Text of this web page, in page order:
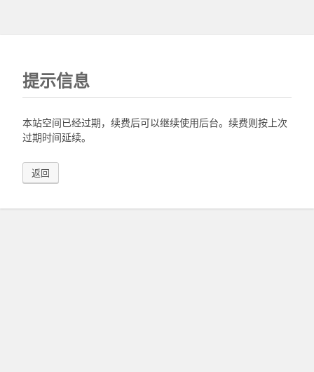
提示信息
本站空间已经过期，续费后可以继续使用后台。续费则按上次
过期时间延续。
返回